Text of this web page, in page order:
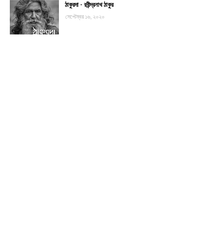
ঠাকুরদা - রবীন্দ্রনাথ ঠাকুর
সেপ্টেম্বর ১৬, ২০২০